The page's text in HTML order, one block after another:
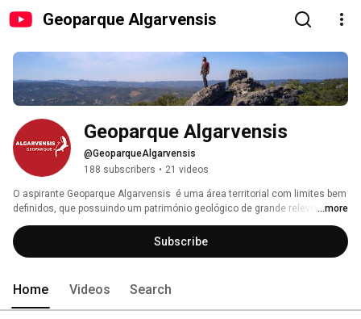
Geoparque Algarvensis
Geoparque Algarvensis
@GeoparqueAlgarvensis
188 subscribers • 21 videos
O aspirante Geoparque Algarvensis  é uma área territorial com limites bem
definidos, que possuindo um património geológico de grande relevo a nível
nacional e internacional, alia uma estratégia de geoconservação e um
conjunto de políticas de educação e sensibilização ambiental, à promoção
de um desenvolvimento socioeconómico sustentável baseado em
...more
Subscribe
Home Videos Search